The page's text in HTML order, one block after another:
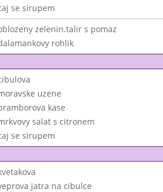
se sirupem
zelenin.talir s pomaz
rohlik
uzene
kase
salat s citronem
se sirupem
jatra na cibulce